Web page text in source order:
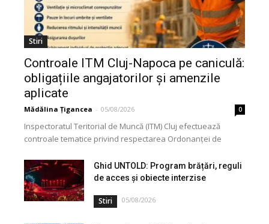
Stiri
Controale ITM Cluj-Napoca pe caniculă:
obligațiile angajatorilor și amenzile
aplicate
Mădălina Țigancea - 05/08/2026 0
Inspectoratul Teritorial de Muncă (ITM) Cluj efectuează
controale tematice privind respectarea Ordonanței de
angajatorii aplică măsurile...Ghid UNTOLD: Program brățări, reguli
de acces și obiecte interzise
Stiri 05/08/2026